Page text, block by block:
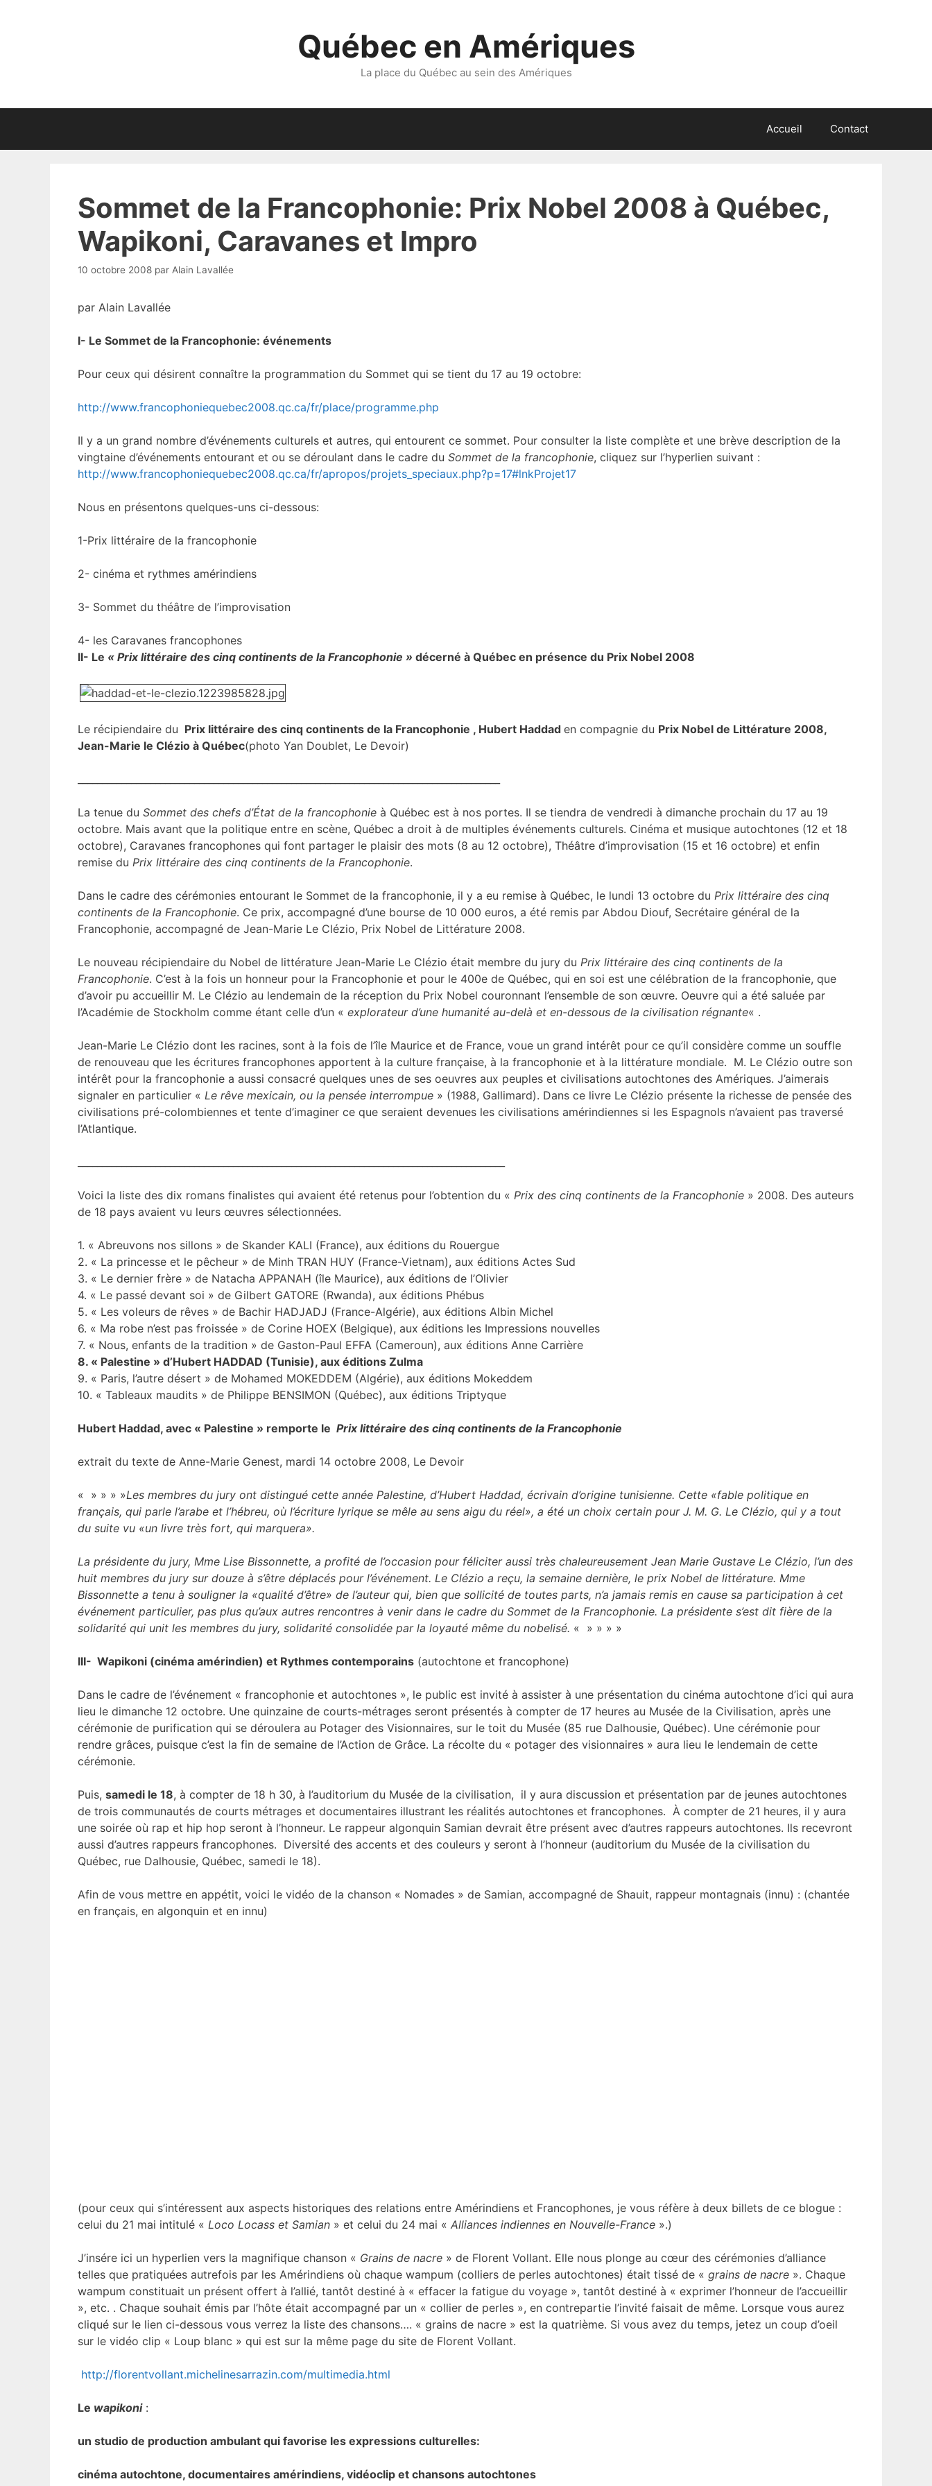
Québec en Amériques
La place du Québec au sein des Amériques
Accueil Contact
Sommet de la Francophonie: Prix Nobel 2008 à Québec,
Wapikoni, Caravanes et Impro
10 octobre 2008 par Alain Lavallée
par Alain Lavallée
I- Le Sommet de la Francophonie: événements
Pour ceux qui désirent connaître la programmation du Sommet qui se tient du 17 au 19 octobre:
http://www.francophoniequebec2008.qc.ca/fr/place/programme.php
Il y a un grand nombre d’événements culturels et autres, qui entourent ce sommet. Pour consulter la liste complète et une brève description de la
vingtaine d’événements entourant et ou se déroulant dans le cadre du Sommet de la francophonie, cliquez sur l’hyperlien suivant :
http://www.francophoniequebec2008.qc.ca/fr/apropos/projets_speciaux.php?p=17#lnkProjet17
Nous en présentons quelques-uns ci-dessous:
1-Prix littéraire de la francophonie
2- cinéma et rythmes amérindiens
3- Sommet du théâtre de l’improvisation
4- les Caravanes francophones
II- Le « Prix littéraire des cinq continents de la Francophonie » décerné à Québec en présence du Prix Nobel 2008
Le récipiendaire du Prix littéraire des cinq continents de la Francophonie , Hubert Haddad en compagnie du Prix Nobel de Littérature 2008,
Jean-Marie le Clézio à Québec(photo Yan Doublet, Le Devoir)
La tenue du Sommet des chefs d’État de la francophonie à Québec est à nos portes. Il se tiendra de vendredi à dimanche prochain du 17 au 19
octobre. Mais avant que la politique entre en scène, Québec a droit à de multiples événements culturels. Cinéma et musique autochtones (12 et 18
octobre), Caravanes francophones qui font partager le plaisir des mots (8 au 12 octobre), Théâtre d’improvisation (15 et 16 octobre) et enfin
remise du Prix littéraire des cinq continents de la Francophonie.
Dans le cadre des cérémonies entourant le Sommet de la francophonie, il y a eu remise à Québec, le lundi 13 octobre du Prix littéraire des cinq
continents de la Francophonie. Ce prix, accompagné d’une bourse de 10 000 euros, a été remis par Abdou Diouf, Secrétaire général de la
Francophonie, accompagné de Jean-Marie Le Clézio, Prix Nobel de Littérature 2008.
Le nouveau récipiendaire du Nobel de littérature Jean-Marie Le Clézio était membre du jury du Prix littéraire des cinq continents de la
Francophonie. C’est à la fois un honneur pour la Francophonie et pour le 400e de Québec, qui en soi est une célébration de la francophonie, que
d’avoir pu accueillir M. Le Clézio au lendemain de la réception du Prix Nobel couronnant l’ensemble de son œuvre. Oeuvre qui a été saluée par
l’Académie de Stockholm comme étant celle d’un « explorateur d’une humanité au-delà et en-dessous de la civilisation régnante« .
Jean-Marie Le Clézio dont les racines, sont à la fois de l’île Maurice et de France, voue un grand intérêt pour ce qu’il considère comme un souffle
de renouveau que les écritures francophones apportent à la culture française, à la francophonie et à la littérature mondiale. M. Le Clézio outre son
intérêt pour la francophonie a aussi consacré quelques unes de ses oeuvres aux peuples et civilisations autochtones des Amériques. J’aimerais
signaler en particulier « Le rêve mexicain, ou la pensée interrompue » (1988, Gallimard). Dans ce livre Le Clézio présente la richesse de pensée des
civilisations pré-colombiennes et tente d’imaginer ce que seraient devenues les civilisations amérindiennes si les Espagnols n’avaient pas traversé
l’Atlantique.
Voici la liste des dix romans finalistes qui avaient été retenus pour l’obtention du « Prix des cinq continents de la Francophonie » 2008. Des auteurs
de 18 pays avaient vu leurs œuvres sélectionnées.
1. « Abreuvons nos sillons » de Skander KALI (France), aux éditions du Rouergue
2. « La princesse et le pêcheur » de Minh TRAN HUY (France-Vietnam), aux éditions Actes Sud
3. « Le dernier frère » de Natacha APPANAH (île Maurice), aux éditions de l’Olivier
4. « Le passé devant soi » de Gilbert GATORE (Rwanda), aux éditions Phébus
5. « Les voleurs de rêves » de Bachir HADJADJ (France-Algérie), aux éditions Albin Michel
6. « Ma robe n’est pas froissée » de Corine HOEX (Belgique), aux éditions les Impressions nouvelles
7. « Nous, enfants de la tradition » de Gaston-Paul EFFA (Cameroun), aux éditions Anne Carrière
8. « Palestine » d’Hubert HADDAD (Tunisie), aux éditions Zulma
9. « Paris, l’autre désert » de Mohamed MOKEDDEM (Algérie), aux éditions Mokeddem
10. « Tableaux maudits » de Philippe BENSIMON (Québec), aux éditions Triptyque
Hubert Haddad, avec « Palestine » remporte le Prix littéraire des cinq continents de la Francophonie
extrait du texte de Anne-Marie Genest, mardi 14 octobre 2008, Le Devoir
« » » » »Les membres du jury ont distingué cette année Palestine, d’Hubert Haddad, écrivain d’origine tunisienne. Cette «fable politique en
français, qui parle l’arabe et l’hébreu, où l’écriture lyrique se mêle au sens aigu du réel», a été un choix certain pour J. M. G. Le Clézio, qui y a tout
du suite vu «un livre très fort, qui marquera».
La présidente du jury, Mme Lise Bissonnette, a profité de l’occasion pour féliciter aussi très chaleureusement Jean Marie Gustave Le Clézio, l’un des
huit membres du jury sur douze à s’être déplacés pour l’événement. Le Clézio a reçu, la semaine dernière, le prix Nobel de littérature. Mme
Bissonnette a tenu à souligner la «qualité d’être» de l’auteur qui, bien que sollicité de toutes parts, n’a jamais remis en cause sa participation à cet
événement particulier, pas plus qu’aux autres rencontres à venir dans le cadre du Sommet de la Francophonie. La présidente s’est dit fière de la
solidarité qui unit les membres du jury, solidarité consolidée par la loyauté même du nobelisé. « » » » »
III- Wapikoni (cinéma amérindien) et Rythmes contemporains (autochtone et francophone)
Dans le cadre de l’événement « francophonie et autochtones », le public est invité à assister à une présentation du cinéma autochtone d’ici qui aura
lieu le dimanche 12 octobre. Une quinzaine de courts-métrages seront présentés à compter de 17 heures au Musée de la Civilisation, après une
cérémonie de purification qui se déroulera au Potager des Visionnaires, sur le toit du Musée (85 rue Dalhousie, Québec). Une cérémonie pour
rendre grâces, puisque c’est la fin de semaine de l’Action de Grâce. La récolte du « potager des visionnaires » aura lieu le lendemain de cette
cérémonie.
Puis, samedi le 18, à compter de 18 h 30, à l’auditorium du Musée de la civilisation, il y aura discussion et présentation par de jeunes autochtones
de trois communautés de courts métrages et documentaires illustrant les réalités autochtones et francophones. À compter de 21 heures, il y aura
une soirée où rap et hip hop seront à l’honneur. Le rappeur algonquin Samian devrait être présent avec d’autres rappeurs autochtones. Ils recevront
aussi d’autres rappeurs francophones. Diversité des accents et des couleurs y seront à l’honneur (auditorium du Musée de la civilisation du
Québec, rue Dalhousie, Québec, samedi le 18).
Afin de vous mettre en appétit, voici le vidéo de la chanson « Nomades » de Samian, accompagné de Shauit, rappeur montagnais (innu) : (chantée
en français, en algonquin et en innu)
(pour ceux qui s’intéressent aux aspects historiques des relations entre Amérindiens et Francophones, je vous réfère à deux billets de ce blogue :
celui du 21 mai intitulé « Loco Locass et Samian » et celui du 24 mai « Alliances indiennes en Nouvelle-France ».)
J’insére ici un hyperlien vers la magnifique chanson « Grains de nacre » de Florent Vollant. Elle nous plonge au cœur des cérémonies d’alliance
telles que pratiquées autrefois par les Amérindiens où chaque wampum (colliers de perles autochtones) était tissé de « grains de nacre ». Chaque
wampum constituait un présent offert à l’allié, tantôt destiné à « effacer la fatigue du voyage », tantôt destiné à « exprimer l’honneur de l’accueillir
», etc. . Chaque souhait émis par l’hôte était accompagné par un « collier de perles », en contrepartie l’invité faisait de même. Lorsque vous aurez
cliqué sur le lien ci-dessous vous verrez la liste des chansons…. « grains de nacre » est la quatrième. Si vous avez du temps, jetez un coup d’oeil
sur le vidéo clip « Loup blanc » qui est sur la même page du site de Florent Vollant.
http://florentvollant.michelinesarrazin.com/multimedia.html
Le wapikoni:
un studio de production ambulant qui favorise les expressions culturelles:
cinéma autochtone, documentaires amérindiens, vidéoclip et chansons autochtones